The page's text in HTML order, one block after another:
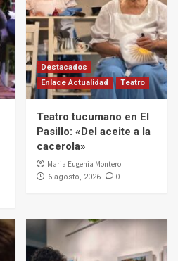
Destacados
Enlace Actualidad
Teatro
Teatro tucumano en El
Pasillo: «Del aceite a la
cacerola»
Maria Eugenia Montero
6 agosto, 2026 0